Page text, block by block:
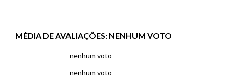
MÉDIA DE AVALIAÇÕES: NENHUM VOTO
nenhum voto
nenhum voto